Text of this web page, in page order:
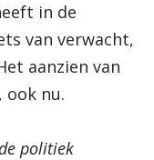
in de
van verwacht,
aanzien van
ook nu.
politiek